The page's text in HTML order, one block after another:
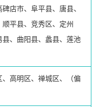
店市、阜平县、唐县、
平县、竞秀区、定州
、曲阳县、蠡县、莲池
高明区、禅城区、（偏